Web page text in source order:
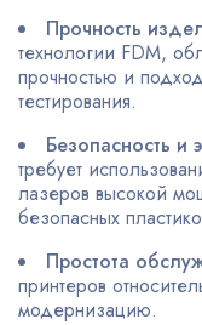
Прочность
технологии FDM,
прочностью и
тестирования.
Безопасность и
требует
лазеров высокой
безопасных
Простота
принтеров
модернизацию.